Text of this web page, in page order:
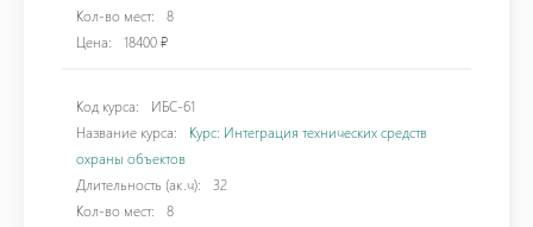
Кол-во мест:
8
Цена:
18400 ₽
Код курса:
ИБС-61
Название курса:
Курс: Интеграция технических средств
охраны объектов
Длительность (ак.ч):
32
Кол-во мест:
8